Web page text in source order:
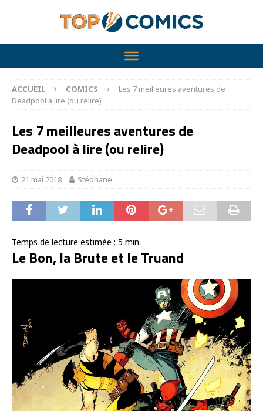
ACCUEIL COMICS
Les 7 meilleures aventures de
Deadpool à lire (ou relire)
Les 7 meilleures aventures de
Deadpool à lire (ou relire)
21 mai 2018 Stéphane
Temps de lecture estimée : 5 min.
Le Bon, la Brute et le Truand